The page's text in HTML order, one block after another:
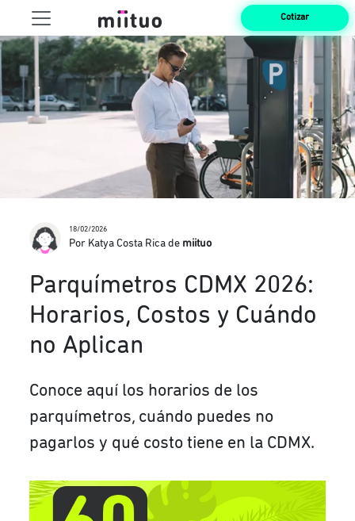
Cotizar
18/02/2026
Por Katya Costa Rica de miituo
Parquímetros CDMX 2026:
Horarios, Costos y Cuándo
no Aplican
Conoce aquí los horarios de los
parquímetros, cuándo puedes no
pagarlos y qué costo tiene en la CDMX.